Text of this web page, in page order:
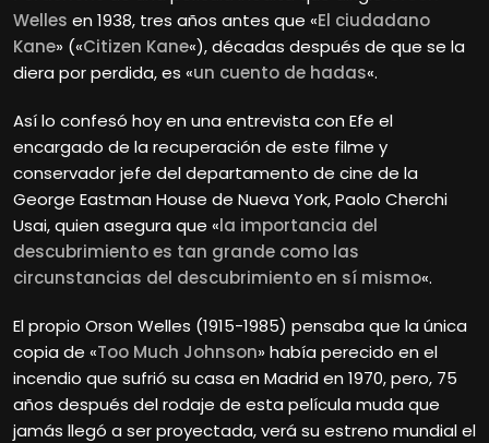
Welles en 1938, tres años antes que «El ciudadano
Kane» («Citizen Kane«), décadas después de que se la
diera por perdida, es «un cuento de hadas«.
Así lo confesó hoy en una entrevista con Efe el
encargado de la recuperación de este filme y
conservador jefe del departamento de cine de la
George Eastman House de Nueva York, Paolo Cherchi
Usai, quien asegura que «la importancia del
descubrimiento es tan grande como las
circunstancias del descubrimiento en sí mismo«.
El propio Orson Welles (1915-1985) pensaba que la única
copia de «Too Much Johnson» había perecido en el
incendio que sufrió su casa en Madrid en 1970, pero, 75
años después del rodaje de esta película muda que
jamás llegó a ser proyectada, verá su estreno mundial el